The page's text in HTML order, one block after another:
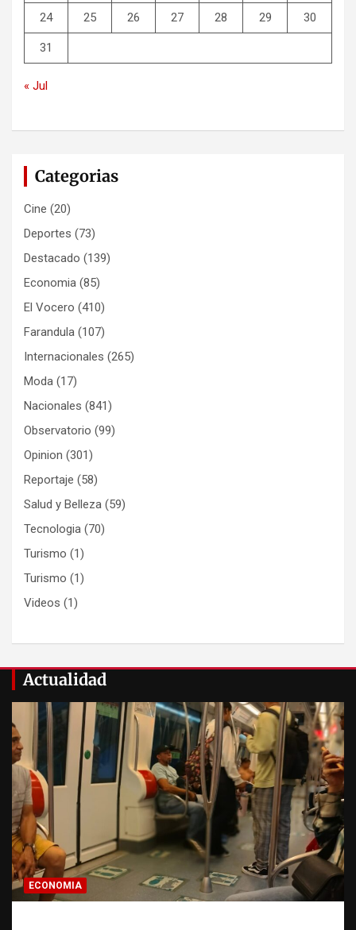
24 25 26 27 28 29 30
31
« Jul
Categorias
Cine (20)
Deportes (73)
Destacado (139)
Economia (85)
El Vocero (410)
Farandula (107)
Internacionales (265)
Moda (17)
Nacionales (841)
Observatorio (99)
Opinion (301)
Reportaje (58)
Salud y Belleza (59)
Tecnologia (70)
Turismo (1)
Turismo (1)
Videos (1)
Actualidad
ECONOMIA